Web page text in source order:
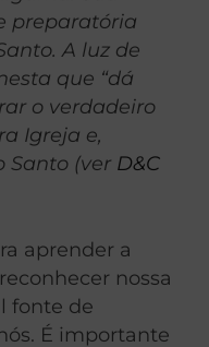
preparatória
A luz de
que “dá
o verdadeiro
Igreja e,
Santo (ver D&C
aprender a
nossa
fonte de
É importante